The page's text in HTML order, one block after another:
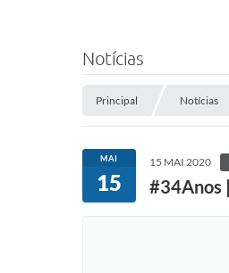
Notícias
Principal Notícias
MAI
15
15 MAI 2020
#34Anos